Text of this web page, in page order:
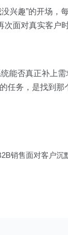
兴趣”的开场，
面对真实客户
能否真正补上
任务，是找到
销售面对客户沉